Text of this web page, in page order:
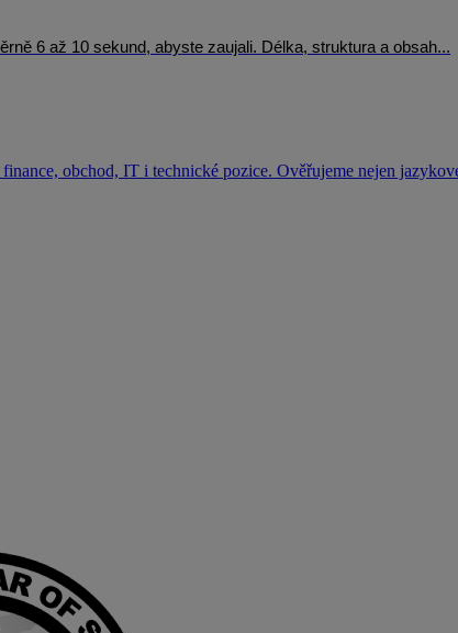
6 až 10 sekund, abyste zaujali. Délka, struktura a obsah...
obchod, IT i technické pozice. Ověřujeme nejen